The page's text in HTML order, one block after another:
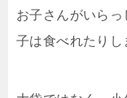
お子さんがいら
子は食べれたりし